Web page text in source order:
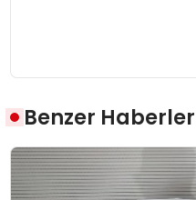
Benzer Haberler